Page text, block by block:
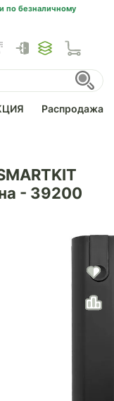
по безналичному
Распродажа
- 39200